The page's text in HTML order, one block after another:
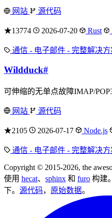
网站 源代码
★13774 2026-07-20 Rust
通信 - 电子邮件 - 完整解决方
Wildduck#
可伸缩的无单点故障IMAP/
网站 源代码
★2105 2026-07-17 Node.js
通信 - 电子邮件 - 完整解决方
Copyright © 2015-2026, the
使用 hecat、 sphinx 和 furo 构建
下。 源代码， 原始数据。